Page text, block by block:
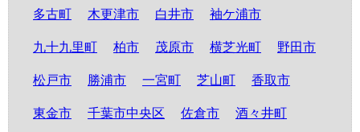
多古町 木更津市 白井市 袖ケ浦市
九十九里町 柏市 茂原市 横芝光町 野田市
松戸市 勝浦市 一宮町 芝山町 香取市
東金市 千葉市中央区 佐倉市 酒々井町